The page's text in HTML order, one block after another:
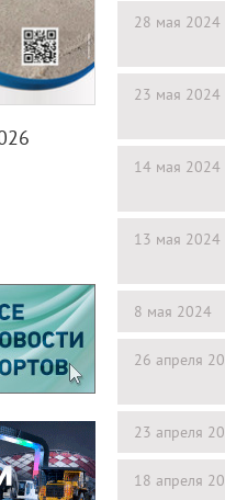
28 мая 2024
23 мая 2024
14 мая 2024
13 мая 2024
8 мая 2024
26 апреля
23 апреля
18 апреля